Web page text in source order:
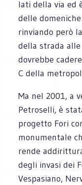
lati della via ed
delle
rinviando però
della strada
dovrebbe
C della
Ma nel 2001, a
Petroselli, è
progetto Fori
monumentale
rende
degli invasi dei
Vespasiano,